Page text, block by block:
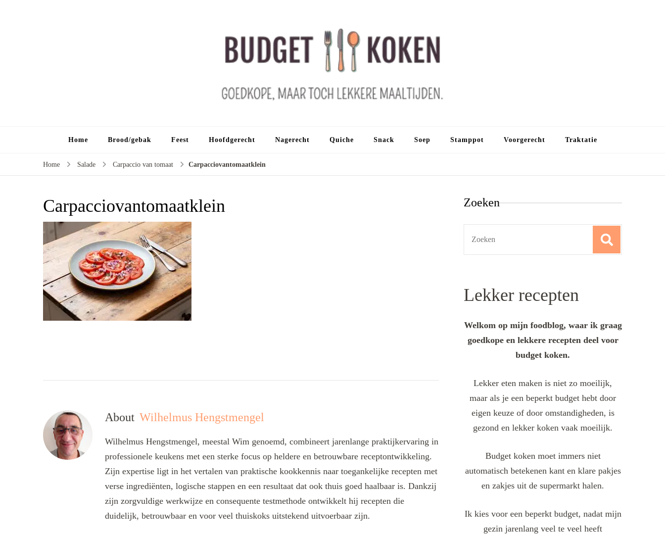
Home Brood/gebak Feest Hoofdgerecht Nagerecht Quiche Snack Soep Stamppot Voorgerecht Traktatie
Home Salade Carpaccio van tomaat Carpacciovantomaatklein
Carpacciovantomaatklein
About Wilhelmus Hengstmengel
Wilhelmus Hengstmengel, meestal Wim genoemd, combineert jarenlange praktijkervaring in
professionele keukens met een sterke focus op heldere en betrouwbare receptontwikkeling.
Zijn expertise ligt in het vertalen van praktische kookkennis naar toegankelijke recepten met
verse ingrediënten, logische stappen en een resultaat dat ook thuis goed haalbaar is. Dankzij
zijn zorgvuldige werkwijze en consequente testmethode ontwikkelt hij recepten die
duidelijk, betrouwbaar en voor veel thuiskoks uitstekend uitvoerbaar zijn.
Zoeken
Lekker recepten
Welkom op mijn foodblog, waar ik graag
goedkope en lekkere recepten deel voor
budget koken.
Lekker eten maken is niet zo moeilijk,
maar als je een beperkt budget hebt door
eigen keuze of door omstandigheden, is
gezond en lekker koken vaak moeilijk.
Budget koken moet immers niet
automatisch betekenen kant en klare pakjes
en zakjes uit de supermarkt halen.
Ik kies voor een beperkt budget, nadat mijn
gezin jarenlang veel te veel heeft